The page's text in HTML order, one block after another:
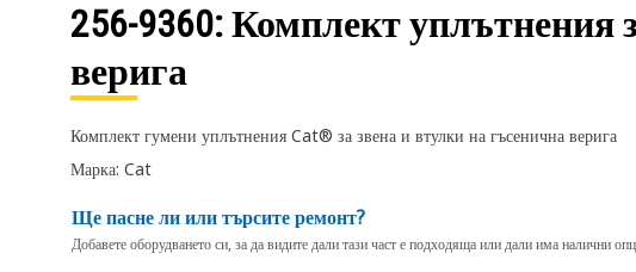
256-9360: Комплект уплътнения
верига
Комплект гумени уплътнения Cat® за звена и втулки на гъсенична верига
Марка: Cat
Ще пасне ли или търсите ремонт?
Добавете оборудването си, за да видите дали тази част е подходяща или дали има налични